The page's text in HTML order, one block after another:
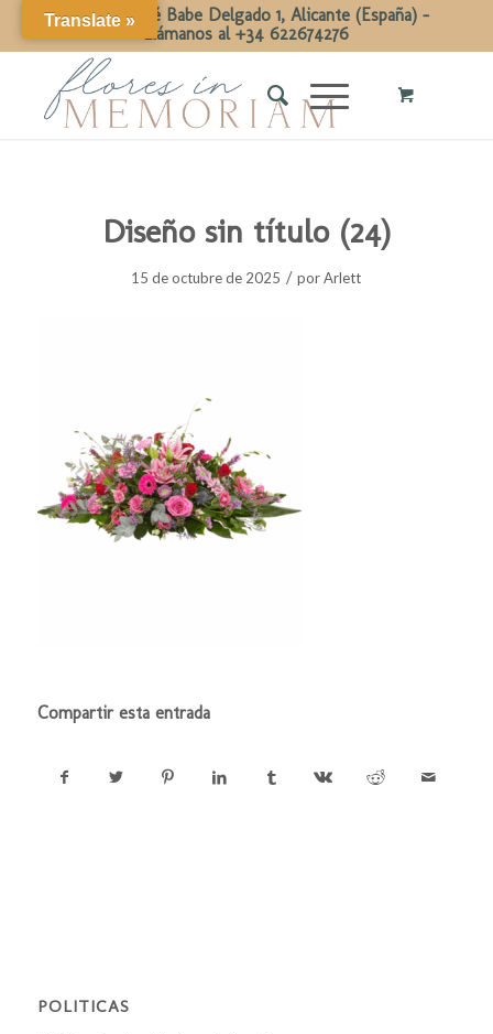
Calle Dr José Babe Delgado 1, Alicante (España) -
Llámanos al +34 622674276
Diseño sin título (24)
15 de octubre de 2025 / porArlett
Compartir esta entrada
POLITICAS
Translate »